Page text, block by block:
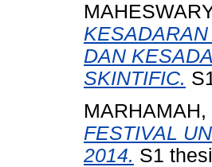
DAN
SKINTIFIC.
MARHAMAH,
FESTIVAL
2014. S1